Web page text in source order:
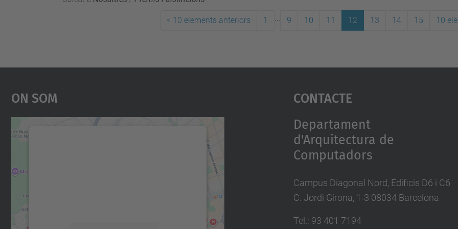
< 10 elements anteriors 1 9 10 11 12 13 14 15 10
On Som Contacte
Departament
d'Arquitectura de
Computadors
Campus Diagonal Nord, Edificis D6 i C6
C. Jordi Girona, 1-3 08034 Barcelona
Tel.: 93 401 7194